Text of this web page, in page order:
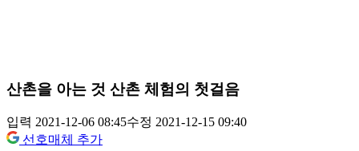
산촌을 아는 것 산촌 체험의 첫걸음
입력 2021-12-06 08:45수정 2021-12-15 09:40
선호매체 추가